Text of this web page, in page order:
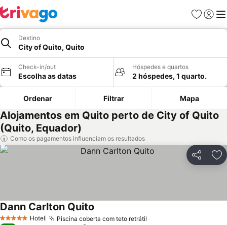
Favoritos
Iniciar
Destino
City of Quito, Quito
Check-in/out
Escolha as datas
Hóspedes e quartos
2 hóspedes, 1 quarto.
Ordenar Filtrar Mapa
Alojamentos em Quito perto de City of Quito
(Quito, Equador)
Como os pagamentos influenciam os resultados
Partilhar
5 Estrelas Hotel Piscina coberta com teto retrátil
Dann Carlton Quito